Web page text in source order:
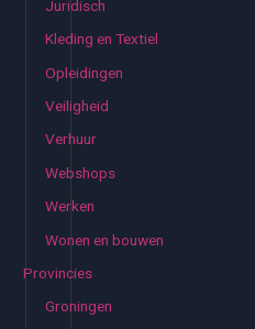
Juridisch
Kleding en Textiel
Opleidingen
Veiligheid
Verhuur
Webshops
Werken
Wonen en bouwen
Provincies
Groningen